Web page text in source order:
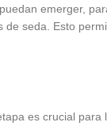
emerger,
seda. Esto
es crucial